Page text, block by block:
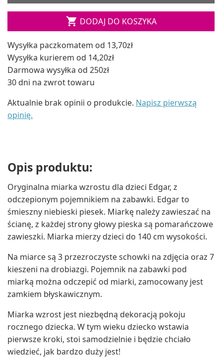
 DODAJ DO KOSZYKA
Wysyłka paczkomatem od 13,70zł
Wysyłka kurierem od 14,20zł
Darmowa wysyłka od 250zł
30 dni na zwrot towaru
Aktualnie brak opinii o produkcie. Napisz pierwszą
opinię.
Opis produktu:
Oryginalna miarka wzrostu dla dzieci Edgar, z
odczepionym pojemnikiem na zabawki. Edgar to
śmieszny niebieski piesek. Miarkę należy zawieszać na
ścianę, z każdej strony głowy pieska są pomarańczowe
zawieszki. Miarka mierzy dzieci do 140 cm wysokości.
Na miarce są 3 przezroczyste schowki na zdjęcia oraz 7
kieszeni na drobiazgi. Pojemnik na zabawki pod
miarką można odczepić od miarki, zamocowany jest
zamkiem błyskawicznym.
Miarka wzrost jest niezbędną dekoracją pokoju
rocznego dziecka. W tym wieku dziecko wstawia
pierwsze kroki, stoi samodzielnie i będzie chciało
wiedzieć, jak bardzo duży jest!